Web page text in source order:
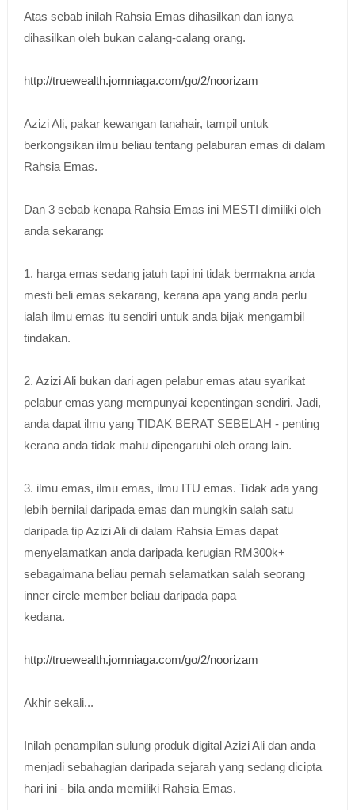
Atas sebab inilah Rahsia Emas dihasilkan dan ianya
dihasilkan oleh bukan calang-calang orang.
http://truewealth.jomniaga.com/go/2/noorizam
Azizi Ali, pakar kewangan tanahair, tampil untuk
berkongsikan ilmu beliau tentang pelaburan emas di dalam
Rahsia Emas.
Dan 3 sebab kenapa Rahsia Emas ini MESTI dimiliki oleh
anda sekarang:
1. harga emas sedang jatuh tapi ini tidak bermakna anda
mesti beli emas sekarang, kerana apa yang anda perlu
ialah ilmu emas itu sendiri untuk anda bijak mengambil
tindakan.
2. Azizi Ali bukan dari agen pelabur emas atau syarikat
pelabur emas yang mempunyai kepentingan sendiri. Jadi,
anda dapat ilmu yang TIDAK BERAT SEBELAH - penting
kerana anda tidak mahu dipengaruhi oleh orang lain.
3. ilmu emas, ilmu emas, ilmu ITU emas. Tidak ada yang
lebih bernilai daripada emas dan mungkin salah satu
daripada tip Azizi Ali di dalam Rahsia Emas dapat
menyelamatkan anda daripada kerugian RM300k+
sebagaimana beliau pernah selamatkan salah seorang
inner circle member beliau daripada papa
kedana.
http://truewealth.jomniaga.com/go/2/noorizam
Akhir sekali...
Inilah penampilan sulung produk digital Azizi Ali dan anda
menjadi sebahagian daripada sejarah yang sedang dicipta
hari ini - bila anda memiliki Rahsia Emas.